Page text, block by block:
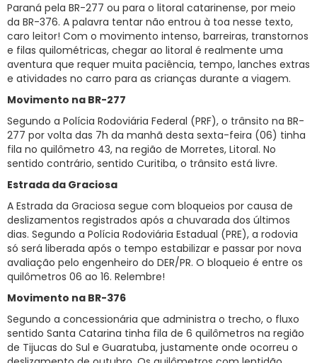
CONTATO
Paraná pela BR-277 ou para o litoral catarinense, por meio
da BR-376. A palavra tentar não entrou à toa nesse texto,
caro leitor! Com o movimento intenso, barreiras, transtornos
e filas quilométricas, chegar ao litoral é realmente uma
aventura que requer muita paciência, tempo, lanches extras
e atividades no carro para as crianças durante a viagem.
Movimento na BR-277
Segundo a Polícia Rodoviária Federal (PRF), o trânsito na BR-
277 por volta das 7h da manhã desta sexta-feira (06) tinha
fila no quilômetro 43, na região de Morretes, Litoral. No
sentido contrário, sentido Curitiba, o trânsito está livre.
Estrada da Graciosa
A Estrada da Graciosa segue com bloqueios por causa de
deslizamentos registrados após a chuvarada dos últimos
dias. Segundo a Polícia Rodoviária Estadual (PRE), a rodovia
só será liberada após o tempo estabilizar e passar por nova
avaliação pelo engenheiro do DER/PR. O bloqueio é entre os
quilômetros 06 ao 16. Relembre!
Movimento na BR-376
Segundo a concessionária que administra o trecho, o fluxo
sentido Santa Catarina tinha fila de 6 quilômetros na região
de Tijucas do Sul e Guaratuba, justamente onde ocorreu o